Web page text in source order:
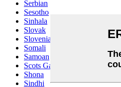
Serbian
Sesotho
Sinhala
Slovak
Slovenian
Somali
Samoan
Scots Gaelic
Shona
Sindhi